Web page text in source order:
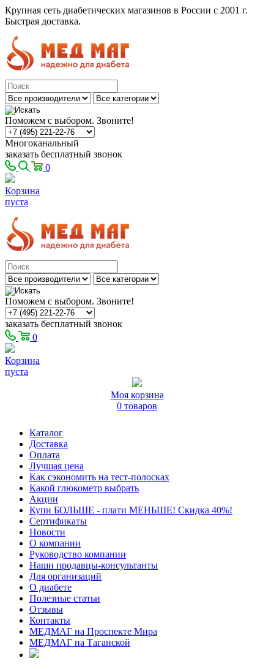
Крупная сеть диабетических магазинов в России с 2001 г.
Быстрая доставка.
Поможем с выбором. Звоните!
Многоканальный
заказать бесплатный звонок
0
Корзина
пуста
Поможем с выбором. Звоните!
заказать бесплатный звонок
0
Корзина
пуста
Моя корзина
0 товаров
Каталог
Доставка
Оплата
Лучшая цена
Как сэкономить на тест-полосках
Какой глюкометр выбрать
Акции
Купи БОЛЬШЕ - плати МЕНЬШЕ! Скидка 40%!
Сертификаты
Новости
О компании
Руководство компании
Наши продавцы-консультанты
Для организаций
О диабете
Полезные статьи
Отзывы
Контакты
МЕДМАГ на Проспекте Мира
МЕДМАГ на Таганской